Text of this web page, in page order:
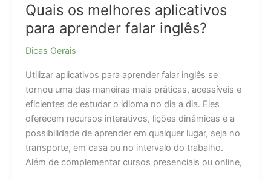
Quais os melhores aplicativos
para aprender falar inglês?
Dicas Gerais
Utilizar aplicativos para aprender falar inglês se
tornou uma das maneiras mais práticas, acessíveis e
eficientes de estudar o idioma no dia a dia. Eles
oferecem recursos interativos, lições dinâmicas e a
possibilidade de aprender em qualquer lugar, seja no
transporte, em casa ou no intervalo do trabalho.
Além de complementar cursos presenciais ou online,